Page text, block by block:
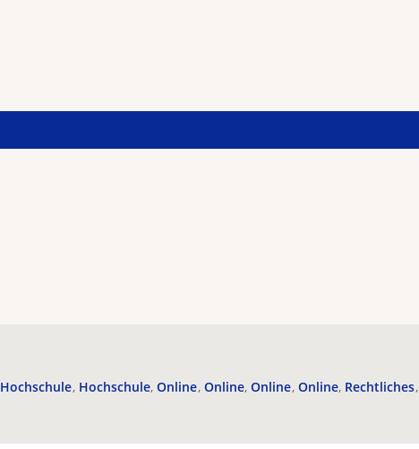
Hochschule Hochschule Online Online Online Online Rechtliches